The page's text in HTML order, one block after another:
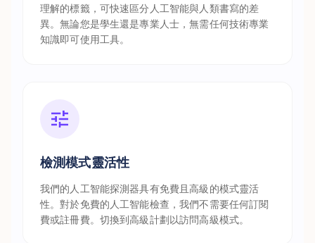
理解的標籤，可快速區分人工智能與人類書寫的差
異。無論您是學生還是專業人士，無需任何技術專業
知識即可使用工具。
檢測模式靈活性
我們的人工智能探測器具有免費且高級的模式靈活
性。對於免費的人工智能檢查，我們不需要任何訂閱
費或註冊費。切換到高級計劃以訪問高級模式。